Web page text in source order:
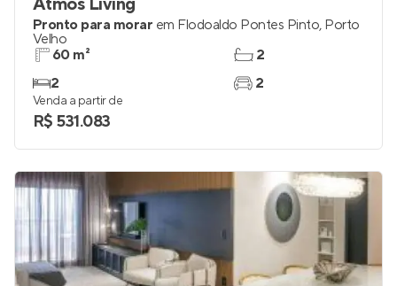
Pronto para morar em Flodoaldo Pontes Pinto, Porto
Velho
60 m²
2
2
2
Venda a partir de
R$ 531.083